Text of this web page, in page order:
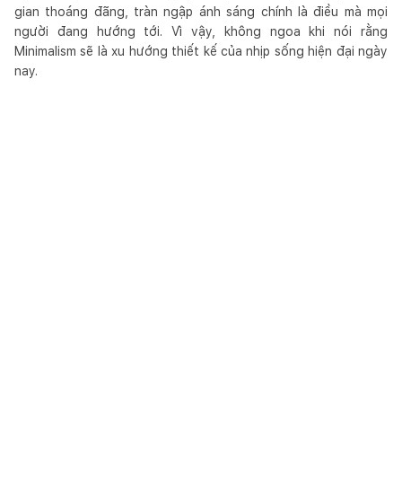
gian thoáng đãng, tràn ngập ánh sáng chính là điều mà mọi
người đang hướng tới. Vì vậy, không ngoa khi nói rằng
Minimalism sẽ là xu hướng thiết kế của nhịp sống hiện đại ngày
nay.